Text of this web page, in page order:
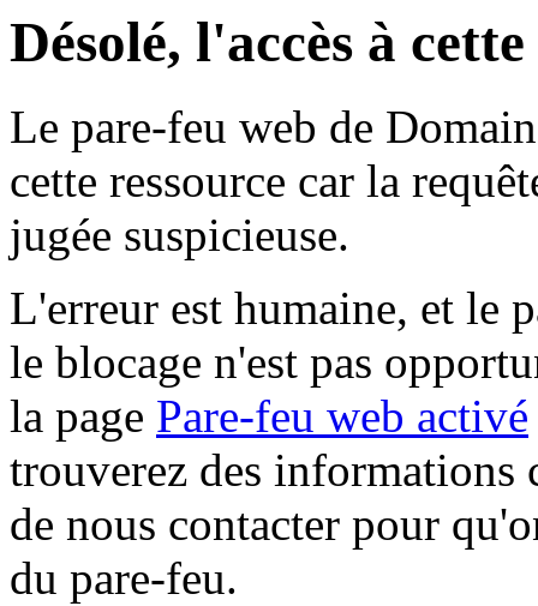
Désolé, l'accès à
Le pare-feu web de
cette ressource car la
jugée suspicieuse.
L'erreur est humaine, et le
le blocage n'est pas
la page Pare-feu web activé
trouverez des informations
de nous contacter pour
du pare-feu.